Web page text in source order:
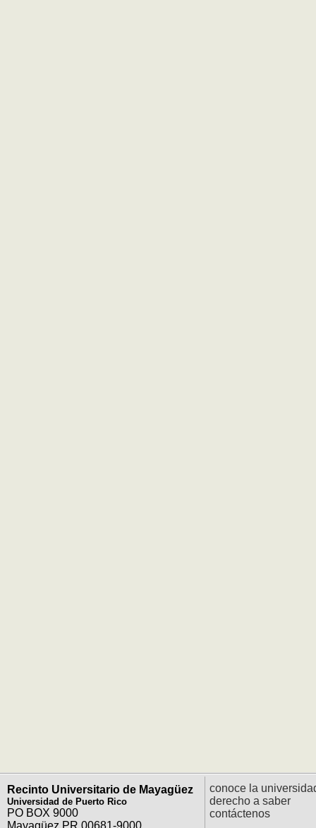
Recinto Universitario de Mayagüez
Universidad de Puerto Rico
PO BOX 9000
Mayagüez PR 00681-9000
conoce la
derecho a saber
contáctenos